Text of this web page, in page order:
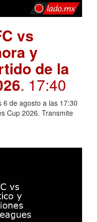
vs
y
de la
. 17:40
6 de agosto a las 17:30
Cup 2026. Transmite